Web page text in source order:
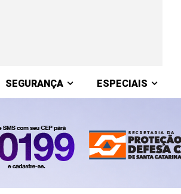
SEGURANÇA ESPECIAIS